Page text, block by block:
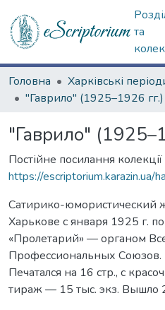
та
Головна
"Гаврило" (1925–1926 гг.)
"Гаврило"
Постійне посилання колекції
https://
Сатирико-юмористический
Харькове с января 1925 г.
«Пролетарий» — органом
Профессиональных Союзов.
Печатался на 16 стр., с
тираж — 15 тыс. экз. Вышло